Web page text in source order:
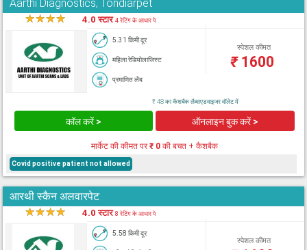
Aarthi Diagnostics, Tondiarpet
★★★★ 4.0 स्टार4 रेटिंग के आधार पे
5.31 किमी दूर
महिला रेडियोलाजिस्ट
प्रमाणित लैब
स्पेशल कीमत
₹1600
₹ 48 का कैशबैक लैब्सएडवाइजर वॉलेट में
कॉल करें > ऑनलाइन बुक करें >
मार्केट की कीमत पर₹ 0की बचत + कैशबैक
Covid positive patient not allowed
आरथी स्कैन अलवारपेट
★★★★ 4.0 स्टार8 रेटिंग के आधार पे
5.58 किमी दूर
स्पेशल कीमत